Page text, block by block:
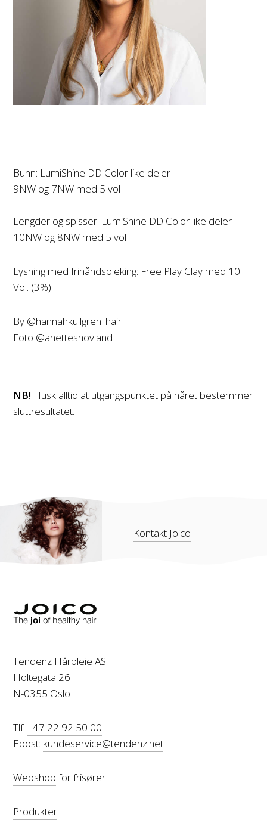
Bunn: LumiShine DD Color like deler
9NW og 7NW med 5 vol
Lengder og spisser: LumiShine DD Color like deler
10NW og 8NW med 5 vol
Lysning med frihåndsbleking: Free Play Clay med 10
Vol. (3%)
By @hannahkullgren_hair
Foto @anetteshovland
NB! Husk alltid at utgangspunktet på håret bestemmer
sluttresultatet.
Kontakt Joico
Tendenz Hårpleie AS
Holtegata 26
N-0355 Oslo
Tlf:+47 22 92 50 00
Epost: kundeservice@tendenz.net
Webshop for frisører
Produkter